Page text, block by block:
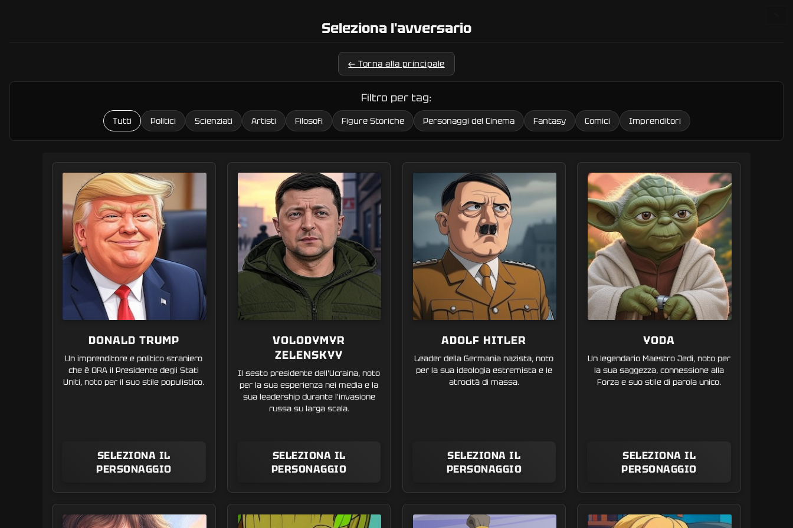
Seleziona l'avversario
← Torna alla principale
Filtro per tag:
Tutti Politici Scienziati Artisti Filosofi Figure Storiche Personaggi del Cinema Fantasy Comici Imprenditori
DONALD TRUMP
Un imprenditore e politico straniero
che è ORA il Presidente degli Stati
Uniti, noto per il suo stile populistico.
SELEZIONA IL
PERSONAGGIO
VOLODYMYR
ZELENSKYY
Il sesto presidente dell'Ucraina, noto
per la sua esperienza nei media e la
sua leadership durante l'invasione
russa su larga scala.
SELEZIONA IL
PERSONAGGIO
ADOLF HITLER
Leader della Germania nazista, noto
per la sua ideologia estremista e le
atrocità di massa.
SELEZIONA IL
PERSONAGGIO
YODA
Un legendario Maestro Jedi, noto per
la sua saggezza, connessione alla
Forza e suo stile di parola unico.
SELEZIONA IL
PERSONAGGIO